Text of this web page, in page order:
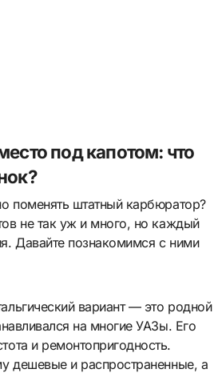
под капотом: что
поменять штатный карбюратор?
не так уж и много, но каждый
Давайте познакомимся с ними
вариант — это родной
на многие УАЗы. Его
и ремонтопригодность.
дешевые и распространенные, а